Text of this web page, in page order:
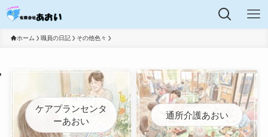
ホーム 職員の日記 その他色々
ケアプランセンタ
ーあおい
通所介護あおい